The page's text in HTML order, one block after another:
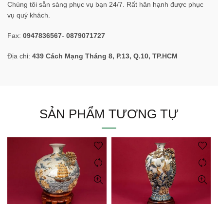
Chúng tôi sẵn sàng phục vụ bạn 24/7. Rất hân hạnh được phục
vụ quý khách.
Fax: 0947836567- 0879071727
Địa chỉ: 439 Cách Mạng Tháng 8, P.13, Q.10, TP.HCM
SẢN PHẨM TƯƠNG TỰ